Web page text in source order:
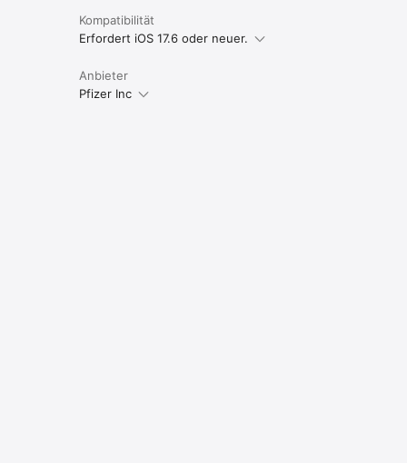
Kompatibilität
Erfordert iOS 17.6 oder neuer.
Anbieter
Pfizer Inc